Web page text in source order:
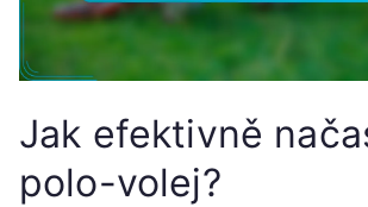
Jak efektivně
polo-volej?